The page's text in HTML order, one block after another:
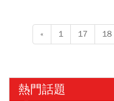
« 1 17 18
熱門話題